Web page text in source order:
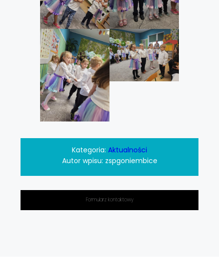
Kategoria: Aktualności
Autor wpisu: zspgoniembice
Formularz kontaktowy